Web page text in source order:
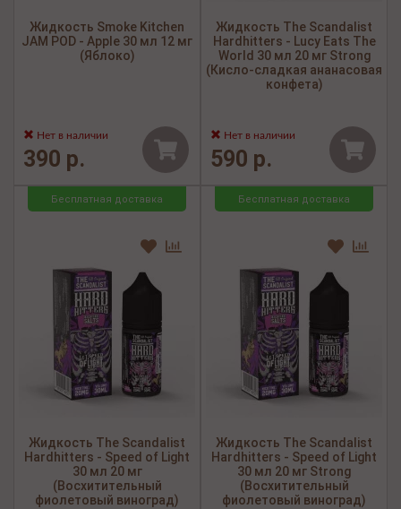
Жидкость Smoke Kitchen
JAM POD - Apple 30 мл 12 мг
(Яблоко)
Нет в наличии
390 р.
Жидкость The Scandalist
Hardhitters - Lucy Eats The
World 30 мл 20 мг Strong
(Кисло-сладкая ананасовая
конфета)
Нет в наличии
590 р.
Бесплатная доставка
Жидкость The Scandalist
Hardhitters - Speed of Light
30 мл 20 мг
(Восхитительный
фиолетовый виноград)
Бесплатная доставка
Жидкость The Scandalist
Hardhitters - Speed of Light
30 мл 20 мг Strong
(Восхитительный
фиолетовый виноград)